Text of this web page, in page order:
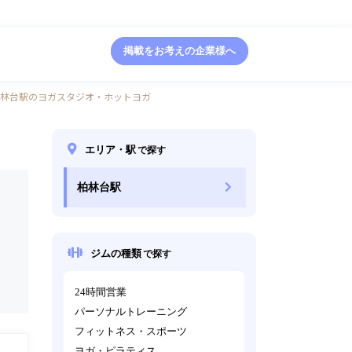
掲載をお考えの企業様へ
台駅のヨガスタジオ・ホットヨガ
エリア・駅で探す
柏林台駅
ジムの種類で探す
24時間営業
パーソナルトレーニング
フィットネス・スポーツ